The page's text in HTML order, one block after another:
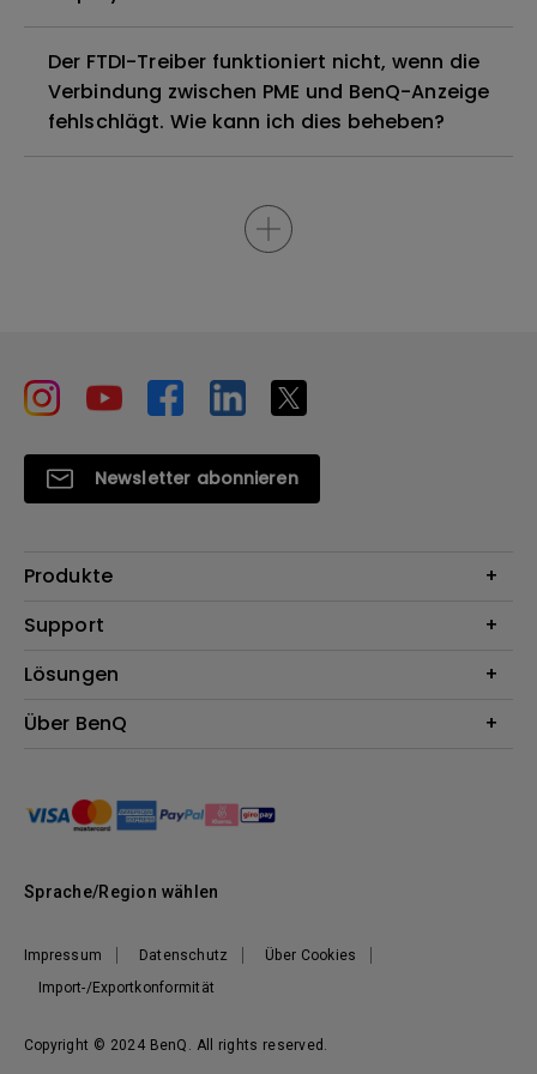
Der FTDI-Treiber funktioniert nicht, wenn die
Verbindung zwischen PME und BenQ-Anzeige
fehlschlägt. Wie kann ich dies beheben?
Newsletter abonnieren
Produkte
Beamer
Lampen
Webcams
Support
Kontakt
Reparaturservice
Onlineshop FAQ
BenQ Blog
Lösungen
Für Unternehmen
Über BenQ
Nachhaltigkeit
Unser Versprechen
Copyright © 2024 BenQ. All rights reserved.
Impressum Datenschutz
Über Cookies
Import-/Exportkonformität
Sprache/Region wählen